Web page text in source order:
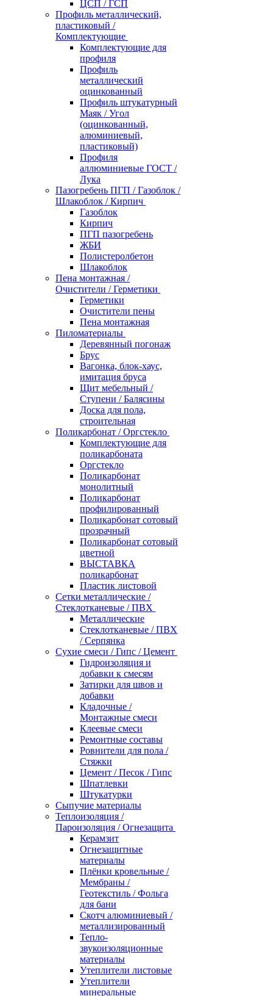
ЦСП / ГСП
Профиль металлический,
пластиковый /
Комплектующие
Комплектующие для
профиля
Профиль
металлический
оцинкованный
Профиль штукатурный
Маяк / Угол
(оцинкованный,
алюминиевый,
пластиковый)
Профиля
аллюминиевые ГОСТ /
Лука
Пазогребень ПГП / Газоблок /
Шлакоблок / Кирпич
Газоблок
Кирпич
ПГП пазогребень
ЖБИ
Полистеролбетон
Шлакоблок
Пена монтажная /
Очистители / Герметики
Герметики
Очистители пены
Пена монтажная
Пиломатериалы
Деревянный погонаж
Брус
Вагонка, блок-хаус,
имитация бруса
Щит мебельный /
Ступени / Балясины
Доска для пола,
строительная
Поликарбонат / Оргстекло
Комплектующие для
поликарбоната
Оргстекло
Поликарбонат
монолитный
Поликарбонат
профилированный
Поликарбонат сотовый
прозрачный
Поликарбонат сотовый
цветной
ВЫСТАВКА
поликарбонат
Пластик листовой
Сетки металлические /
Стеклотканевые / ПВХ
Металлические
Стеклотканевые / ПВХ
/ Серпянка
Сухие смеси / Гипс / Цемент
Гидроизоляция и
добавки к смесям
Затирки для швов и
добавки
Кладочные /
Монтажные смеси
Клеевые смеси
Ремонтные составы
Ровнители для пола /
Стяжки
Цемент / Песок / Гипс
Шпатлевки
Штукатурки
Сыпучие материалы
Теплоизоляция /
Пароизоляция / Огнезащита
Керамзит
Огнезащитные
материалы
Плёнки кровельные /
Мембраны /
Геотекстиль / Фольга
для бани
Скотч алюминиевый /
металлизированный
Тепло-
звукоизоляционные
материалы
Утеплители листовые
Утеплители
минеральные